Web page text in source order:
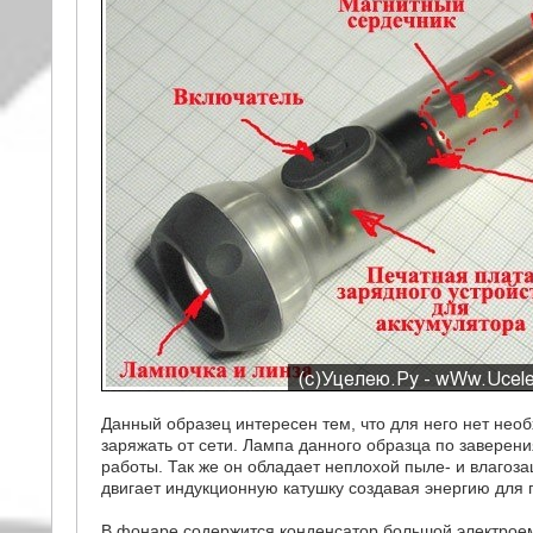
Данный образец интересен тем, что для него нет
заряжать от сети. Лампа данного образца по
работы. Так же он обладает неплохой пыле- и
двигает индукционную катушку создавая энергию для